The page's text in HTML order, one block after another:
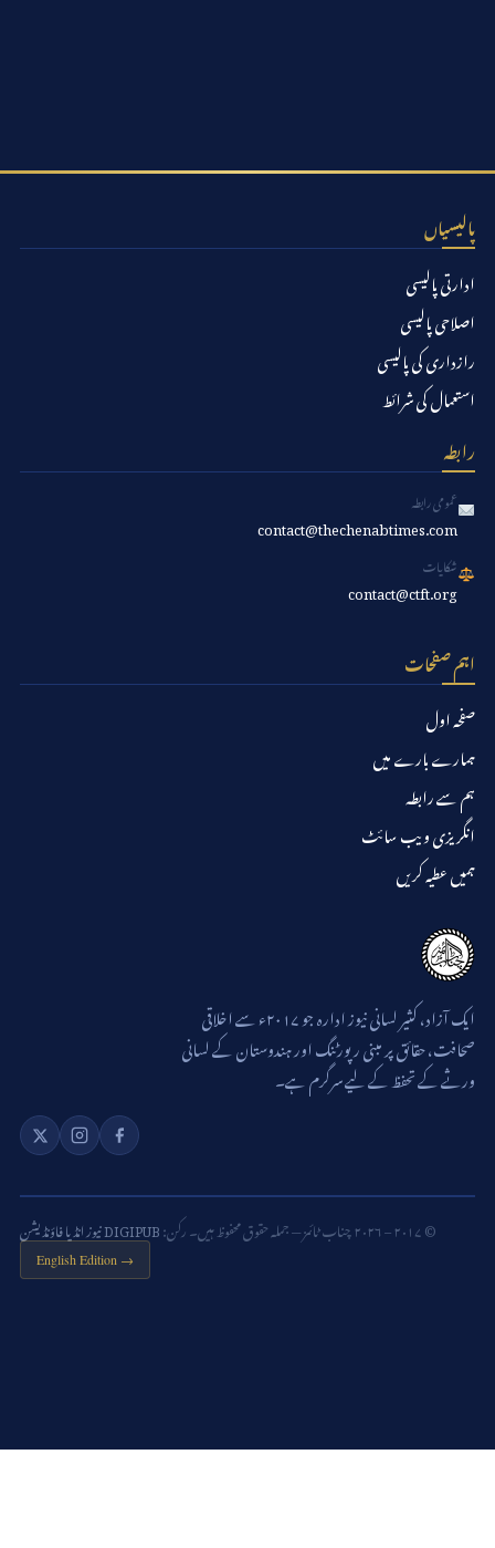
پالیسیاں
ادارتی پالیسی
اصلاحی پالیسی
رازداری کی پالیسی
استعمال کی شرائط
رابطہ
عمومی رابطہ
contact@thechenabtimes.com
شکایات
contact@ctft.org
اہم صفحات
صفحہ اول
ہمارے بارے میں
ہم سے رابطہ
انگریزی ویب سائٹ
ہمیں عطیہ کریں
ایک آزاد، کثیر لسانی نیوز ادارہ جو ۲۰۱۷ء سے اخلاقی
صحافت، حقائق پر مبنی رپورٹنگ اور ہندوستان کے لسانی
ورثے کے تحفظ کے لیے سرگرم ہے۔
DIGIPUB نیوز انڈیا فاؤنڈیشن
English Edition →